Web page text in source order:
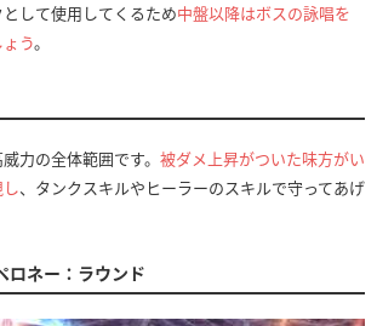
して使用してくるため中盤以降はボスの詠唱を
う。
力の全体範囲です。 被ダメ上昇がついた味方がい
、タンクスキルやヒーラーのスキルで守ってあげ
ロネー：ラウンド